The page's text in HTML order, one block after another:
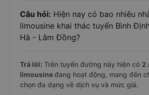
Câu hỏi: Hiện nay có bao nhiêu
limousine khai thác tuyến Bình
Hà - Lâm Đồng?
Trả lời: Trên tuyến đường này hiện có 2
limousineđang hoạt động, mang đến
chọn đa dạng về dịch vụ và mức giá.